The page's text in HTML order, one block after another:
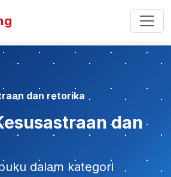
dan retorika
dan
dalam kategori